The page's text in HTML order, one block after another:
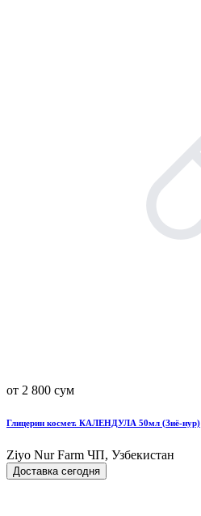
от 2 800 сум
Глицерин космет. КАЛЕНДУЛА 50мл (Зиё-нур)
Ziyo Nur Farm ЧП, Узбекистан
Доставка сегодня